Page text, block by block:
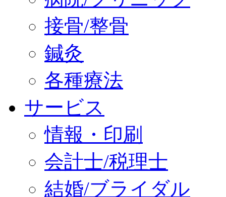
接骨/整骨
鍼灸
各種療法
サービス
情報・印刷
会計士/税理士
結婚/ブライダル